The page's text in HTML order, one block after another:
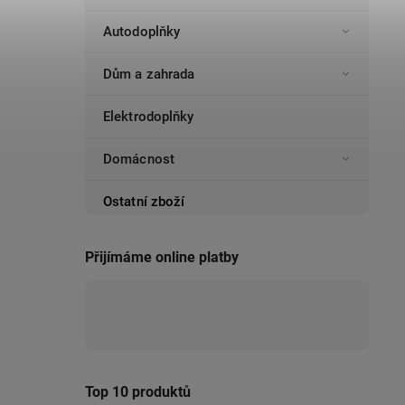
Autodoplňky
Dům a zahrada
Elektrodoplňky
Domácnost
Ostatní zboží
Přijímáme online platby
Top 10 produktů